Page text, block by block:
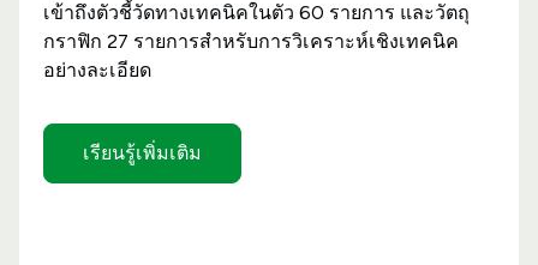
เข้าถึงตัวชี้วัดทางเทคนิคในตัว 60 รายการ และวัตถุ
กราฟิก 27 รายการสำหรับการวิเคราะห์เชิงเทคนิค
อย่างละเอียด
เรียนรู้เพิ่มเติม